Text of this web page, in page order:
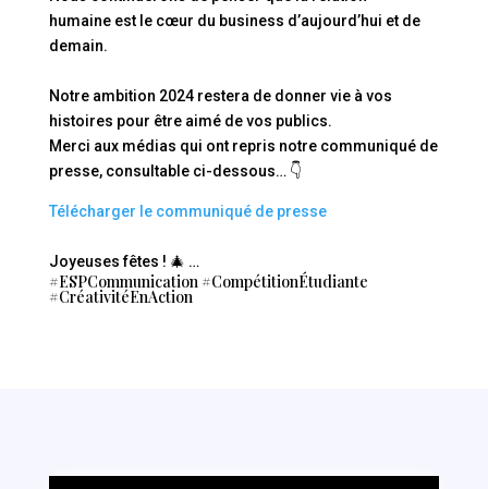
humaine est le cœur du business d’aujourd’hui et de
demain.
Notre ambition 2024 restera de donner vie à vos
histoires pour être aimé de vos publics.
Merci aux médias qui ont repris notre communiqué de
presse, consultable ci-dessous… 👇
Télécharger le communiqué de presse
Joyeuses fêtes ! 🎄 …
#ESPCommunication #CompétitionÉtudiante
#CréativitéEnAction